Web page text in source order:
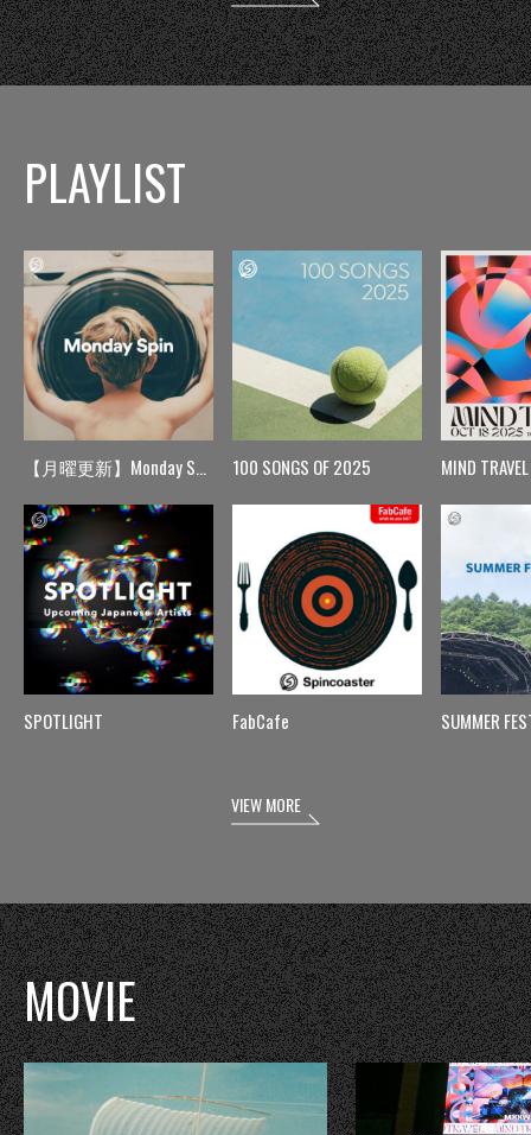
PLAYLIST
【月曜更新】Monday Spin
SPOTLIGHT
100 SONGS OF 2025
FabCafe
MIND TRAVEL
SUMMER
VIEW MORE
MOVIE